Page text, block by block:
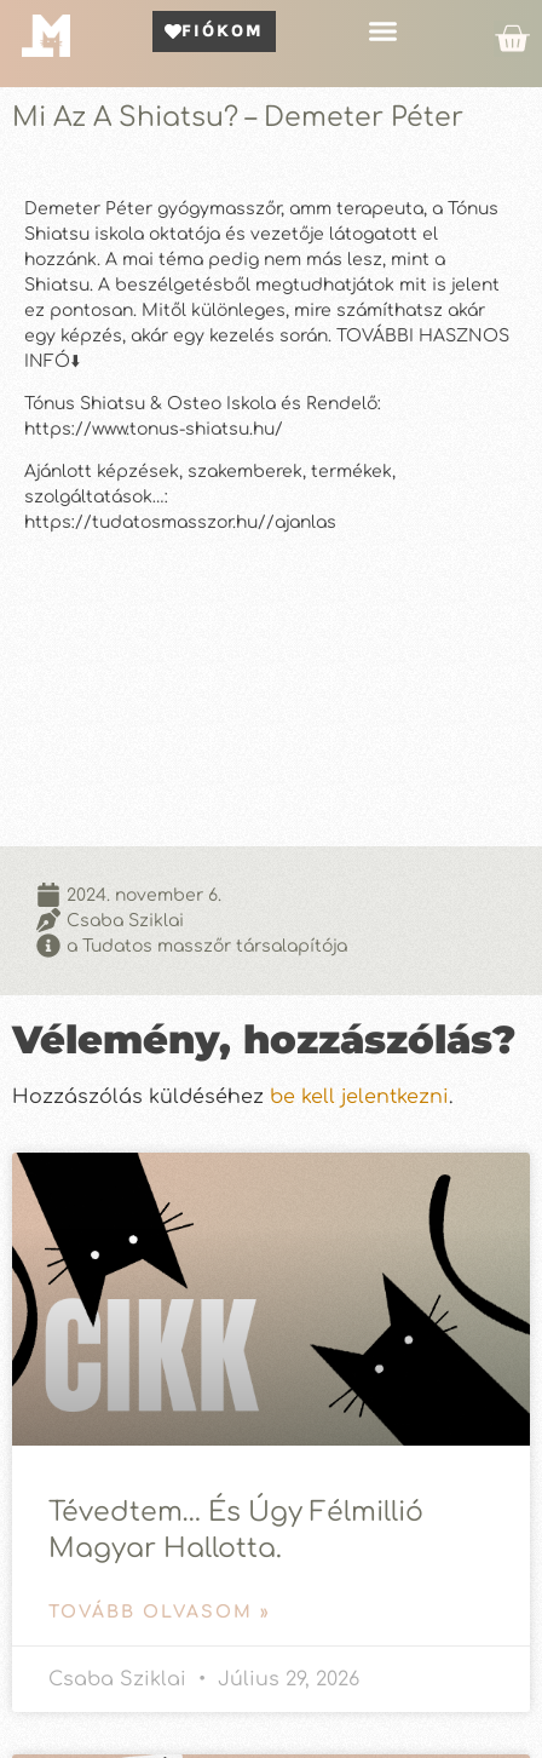
FIÓKOM
Mi Az A Shiatsu? – Demeter Péter
Demeter Péter gyógymasszőr, amm terapeuta, a Tónus
Shiatsu iskola oktatója és vezetője látogatott el
hozzánk. A mai téma pedig nem más lesz, mint a
Shiatsu. A beszélgetésből megtudhatjátok mit is jelent
ez pontosan. Mitől különleges, mire számíthatsz akár
egy képzés, akár egy kezelés során. TOVÁBBI HASZNOS
INFÓ⬇️
Tónus Shiatsu & Osteo Iskola és Rendelő:
https://www.tonus-shiatsu.hu/
Ajánlott képzések, szakemberek, termékek,
szolgáltatások…:
https://tudatosmasszor.hu//ajanlas
2024. november 6.
Csaba Sziklai
a Tudatos masszőr társalapítója
Vélemény, hozzászólás?
Hozzászólás küldéséhez be kell jelentkezni.
Tévedtem… És Úgy Félmillió
Magyar Hallotta.
TOVÁBB OLVASOM »
Csaba Sziklai Július 29, 2026